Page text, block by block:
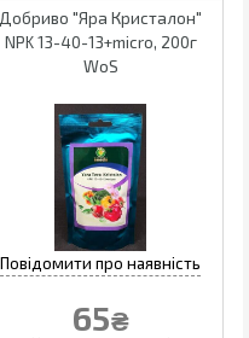
Добриво "Яра Кристалон"
NPK 13-40-13+micro, 200г
WoS
65₴